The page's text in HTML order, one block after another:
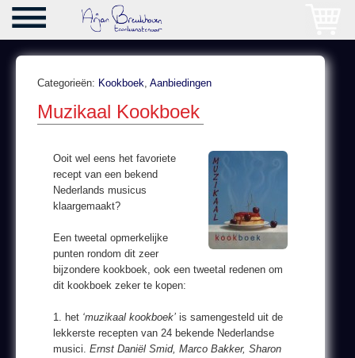
Categorieën: Kookboek, Aanbiedingen
Muzikaal Kookboek
Ooit wel eens het favoriete
recept van een bekend
Nederlands musicus
klaargemaakt?
Een tweetal opmerkelijke
punten rondom dit zeer
bijzondere kookboek, ook een tweetal redenen om
dit kookboek zeker te kopen:
1. het ‘muzikaal kookboek’ is samengesteld uit de
lekkerste recepten van 24 bekende Nederlandse
musici. Ernst Daniël Smid, Marco Bakker, Sharon